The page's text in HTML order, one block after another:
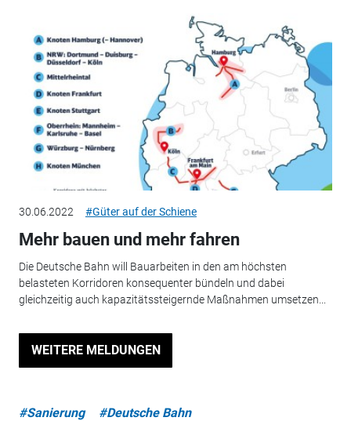
30.06.2022 #Güter auf der Schiene
Mehr bauen und mehr fahren
Die Deutsche Bahn will Bauarbeiten in den am höchsten
belasteten Korridoren konsequenter bündeln und dabei
gleichzeitig auch kapazitätssteigernde Maßnahmen umsetzen...
WEITERE MELDUNGEN
#Sanierung
#Deutsche Bahn